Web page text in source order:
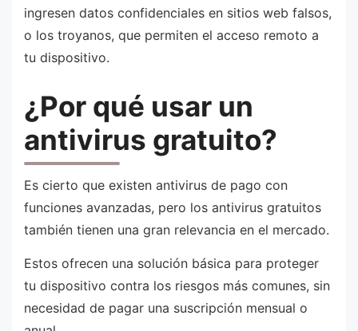
ingresen datos confidenciales en sitios web falsos,
o los troyanos, que permiten el acceso remoto a
tu dispositivo.
¿Por qué usar un
antivirus gratuito?
Es cierto que existen antivirus de pago con
funciones avanzadas, pero los antivirus gratuitos
también tienen una gran relevancia en el mercado.
Estos ofrecen una solución básica para proteger
tu dispositivo contra los riesgos más comunes, sin
necesidad de pagar una suscripción mensual o